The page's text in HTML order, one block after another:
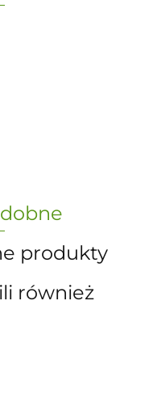
Dudkiewicz
produkty
również